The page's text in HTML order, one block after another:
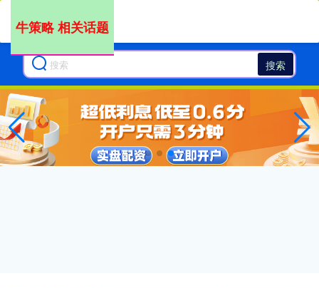
搜索
牛策略 相关话题